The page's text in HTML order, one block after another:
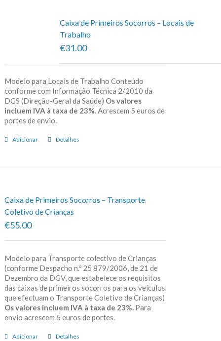
Caixa de Primeiros Socorros – Locais de
Trabalho
€31.00
Modelo para Locais de Trabalho Conteúdo
conforme com Informação Técnica 2/2010 da
DGS (Direção-Geral da Saúde) Os valores
incluem IVA à taxa de 23%. Acrescem 5 euros de
portes de envio.
Adicionar Detalhes
Caixa de Primeiros Socorros – Transporte
Coletivo de Crianças
€55.00
Modelo para Transporte colectivo de Crianças
(conforme Despacho n.º 25 879/2006, de 21 de
Dezembro da DGV, que estabelece os requisitos
das caixas de primeiros socorros para os veículos
que efectuam o Transporte Coletivo de Crianças)
Os valores incluem IVA à taxa de 23%. Para
envio acrescem 5 euros de portes.
Adicionar Detalhes